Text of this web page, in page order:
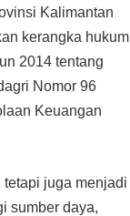
Kalimantan
kerangka hukum
2014 tentang
Nomor 96
Keuangan
juga menjadi
sumber daya,